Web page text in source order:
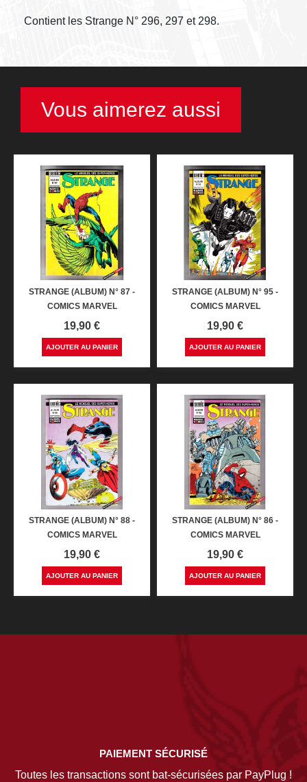
Contient les Strange N° 296, 297 et 298.
Vous aimerez aussi
STRANGE (ALBUM) N° 87 -
COMICS MARVEL
Prix
19,90 €
AJOUTER AU PANIER
STRANGE (ALBUM) N° 95 -
COMICS MARVEL
Prix
19,90 €
AJOUTER AU PANIER
STRANGE (ALBUM) N° 88 -
COMICS MARVEL
Prix
19,90 €
AJOUTER AU PANIER
STRANGE (ALBUM) N° 86 -
COMICS MARVEL
Prix
19,90 €
AJOUTER AU PANIER
PAIEMENT SÉCURISÉ
Toutes les transactions sont bat-sécurisées par PayPlug !